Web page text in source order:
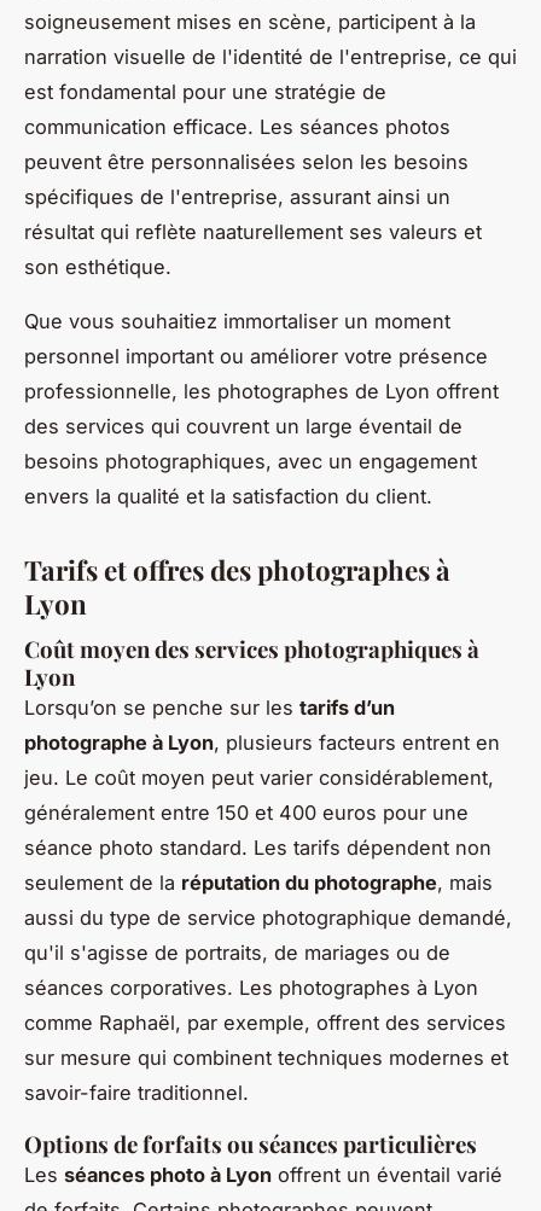
soigneusement mises en scène, participent à la
narration visuelle de l'identité de l'entreprise, ce qui
est fondamental pour une stratégie de
communication efficace. Les séances photos
peuvent être personnalisées selon les besoins
spécifiques de l'entreprise, assurant ainsi un
résultat qui reflète naaturellement ses valeurs et
son esthétique.
Que vous souhaitiez immortaliser un moment
personnel important ou améliorer votre présence
professionnelle, les photographes de Lyon offrent
des services qui couvrent un large éventail de
besoins photographiques, avec un engagement
envers la qualité et la satisfaction du client.
Tarifs et offres des photographes à
Lyon
Coût moyen des services photographiques à
Lyon
Lorsqu’on se penche sur les tarifs d’un
photographe à Lyon, plusieurs facteurs entrent en
jeu. Le coût moyen peut varier considérablement,
généralement entre 150 et 400 euros pour une
séance photo standard. Les tarifs dépendent non
seulement de la réputation du photographe, mais
aussi du type de service photographique demandé,
qu'il s'agisse de portraits, de mariages ou de
séances corporatives. Les photographes à Lyon
comme Raphaël, par exemple, offrent des services
sur mesure qui combinent techniques modernes et
savoir-faire traditionnel.
Options de forfaits ou séances particulières
Les séances photo à Lyon offrent un éventail varié